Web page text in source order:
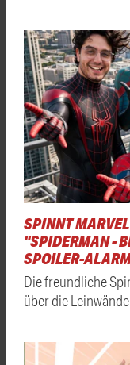
SPINNT
"SPIDERMAN -
SPOILER-
Die freundliche
über die